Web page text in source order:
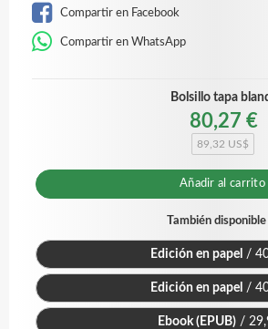
Compartir en Facebook
Compartir en WhatsApp
Bolsillo tapa
80,27 €
89,32 US$
Añadir al carrito
También disponible
Edición en papel /
Edición en papel /
Ebook (EPUB)/